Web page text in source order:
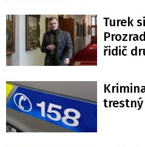
Turek
řidič
trestný